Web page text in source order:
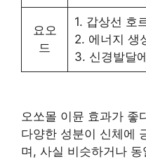
요오
드
1. 갑상선 호
2. 에너지 생
3. 신경발달
오쏘몰 이뮨 효과가 좋
다양한 성분이 신체에
며, 사실 비슷하거나